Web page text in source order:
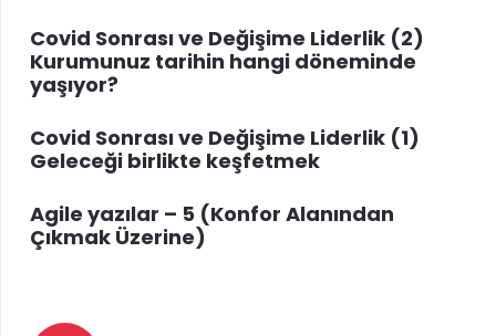
Covid Sonrası ve Değişime Liderlik (2)
Kurumunuz tarihin hangi döneminde
yaşıyor?
Covid Sonrası ve Değişime Liderlik (1)
Geleceği birlikte keşfetmek
Agile yazılar – 5 (Konfor Alanından
Çıkmak Üzerine)